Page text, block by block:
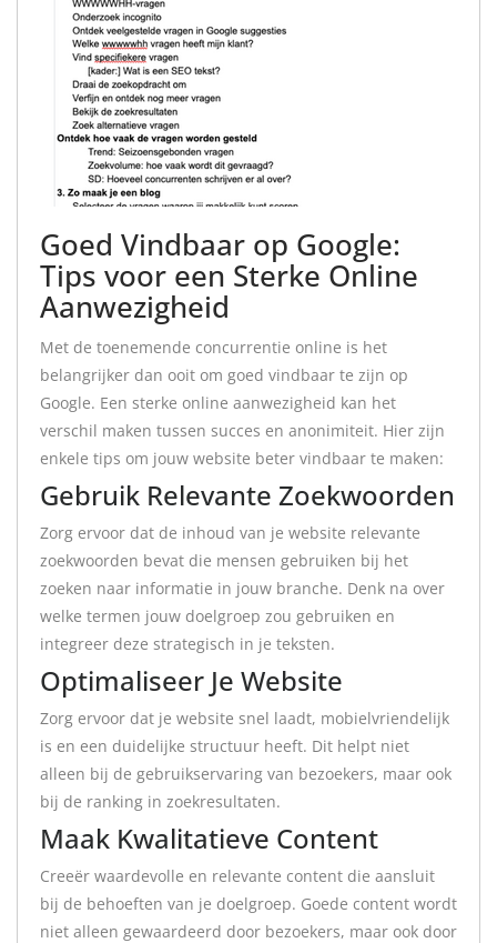
Goed Vindbaar op Google:
Tips voor een Sterke Online
Aanwezigheid
Met de toenemende concurrentie online is het
belangrijker dan ooit om goed vindbaar te zijn op
Google. Een sterke online aanwezigheid kan het
verschil maken tussen succes en anonimiteit. Hier zijn
enkele tips om jouw website beter vindbaar te maken:
Gebruik Relevante Zoekwoorden
Zorg ervoor dat de inhoud van je website relevante
zoekwoorden bevat die mensen gebruiken bij het
zoeken naar informatie in jouw branche. Denk na over
welke termen jouw doelgroep zou gebruiken en
integreer deze strategisch in je teksten.
Optimaliseer Je Website
Zorg ervoor dat je website snel laadt, mobielvriendelijk
is en een duidelijke structuur heeft. Dit helpt niet
alleen bij de gebruikservaring van bezoekers, maar ook
bij de ranking in zoekresultaten.
Maak Kwalitatieve Content
Creeër waardevolle en relevante content die aansluit
bij de behoeften van je doelgroep. Goede content wordt
niet alleen gewaardeerd door bezoekers, maar ook door